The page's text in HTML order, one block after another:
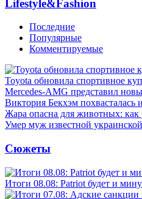
Lifestyle&Fashion
Последние
Популярные
Комментируемые
Toyota обновила спортивное
Mercedes-AMG представил
Виктория Бекхэм похвасталась
Жара опасна для животных: как
Умер муж известной
Сюжеты
Итоги 08.08: Patriot будет и